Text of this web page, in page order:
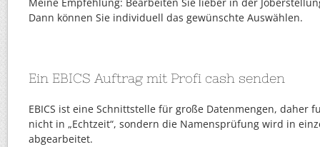
Dann können Sie individuell das gewünschte Auswählen.
Ein EBICS Auftrag mit Profi cash senden
EBICS ist eine Schnittstelle für große Datenmengen, daher
nicht in „Echtzeit“, sondern die Namensprüfung wird in
abgearbeitet.